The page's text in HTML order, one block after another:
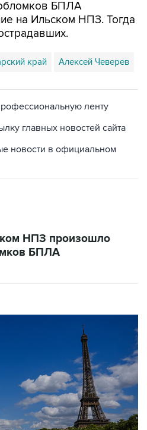
край Алексей Чеверев
главных новостей сайта
новости в официальном
БПЛА